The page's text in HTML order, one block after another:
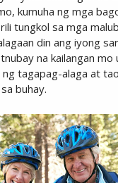
kumuha ng mga
tungkol sa mga
din ang iyong
na kailangan mo
tagapag-alaga at
buhay.